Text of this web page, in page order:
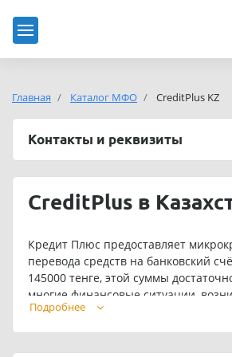
Главная Каталог МФО CreditPlus KZ
Контакты и реквизиты
CreditPlus в
Кредит Плюс предоставляет
перевода средств на банковский
145000 тенге, этой суммы
многие финансовые ситуации,
неожиданно. Микрокредит берут
Подробнее